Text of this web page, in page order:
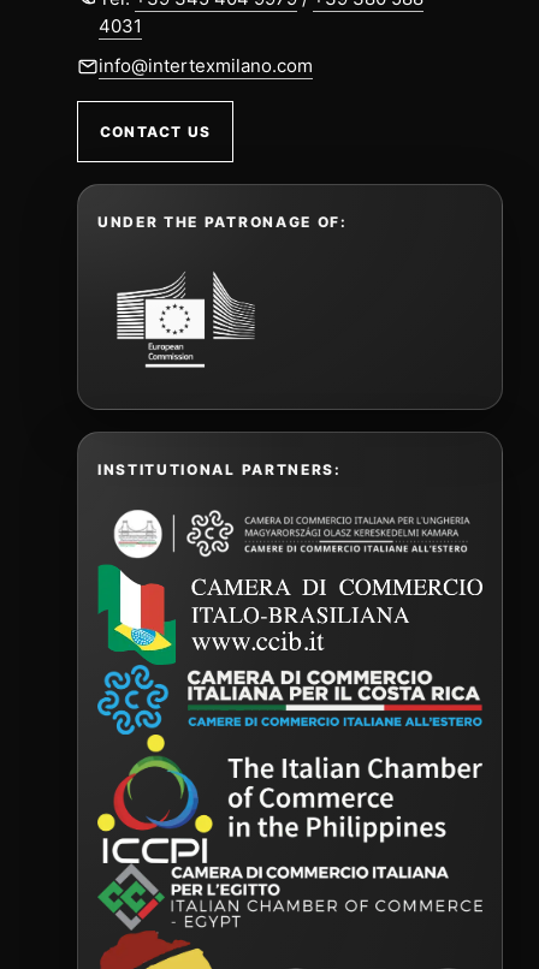
4031
info@intertexmilano.com
CONTACT US
UNDER THE PATRONAGE OF:
INSTITUTIONAL PARTNERS: